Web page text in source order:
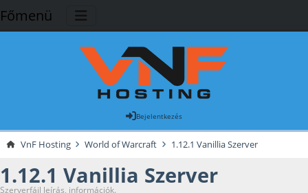
Főmenü
Bejelentkezés
VnF Hosting World of Warcraft 1.12.1 Vanillia Szerver
1.12.1 Vanillia Szerver
Szerverfájl leírás, információk.